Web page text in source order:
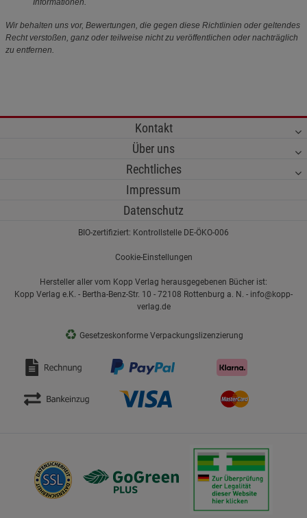
Wir behalten uns vor, Bewertungen, die gegen diese Richtlinien oder geltendes
Recht verstoßen, ganz oder teilweise nicht zu veröffentlichen oder nachträglich
zu entfernen.
Kontakt
Über uns
Rechtliches
Impressum
Datenschutz
BIO-zertifiziert: Kontrollstelle DE-ÖKO-006
Cookie-Einstellungen
Hersteller aller vom Kopp Verlag herausgegebenen Bücher ist:
Kopp Verlag e.K. - Bertha-Benz-Str. 10 - 72108 Rottenburg a. N. - info@kopp-
verlag.de
♻ Gesetzeskonforme Verpackungslizenzierung